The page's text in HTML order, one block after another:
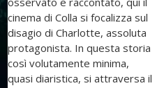
cinema di Colla si focalizza sul
disagio di Charlotte, assoluta
protagonista. In questa storia
così volutamente minima,
quasi diaristica, si attraversa il